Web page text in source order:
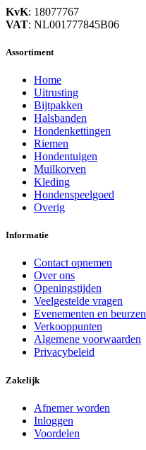
KvK: 18077767
VAT: NL001777845B06
Assortiment
Home
Uitrusting
Bijtpakken
Halsbanden
Hondenkettingen
Riemen
Hondentuigen
Muilkorven
Kleding
Hondenspeelgoed
Overig
Informatie
Contact opnemen
Over ons
Openingstijden
Veelgestelde vragen
Evenementen en beurzen
Verkooppunten
Algemene voorwaarden
Privacybeleid
Zakelijk
Afnemer worden
Inloggen
Voordelen